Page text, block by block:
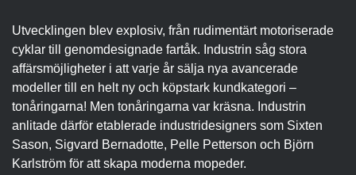
Utvecklingen blev explosiv, från rudimentärt motoriserade
cyklar till genomdesignade fartåk. Industrin såg stora
affärsmöjligheter i att varje år sälja nya avancerade
modeller till en helt ny och köpstark kundkategori –
tonåringarna! Men tonåringarna var kräsna. Industrin
anlitade därför etablerade industridesigners som Sixten
Sason, Sigvard Bernadotte, Pelle Petterson och Björn
Karlström för att skapa moderna mopeder.